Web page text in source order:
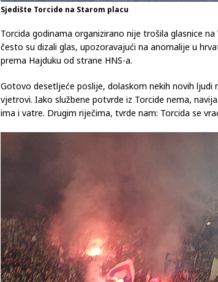
Sjedište Torcide na Starom placu
Torcida godinama organizirano nije trošila glasnice
često su dizali glas, upozoravajući na anomalije u
prema Hajduku od strane HNS-a.
Gotovo desetljeće poslije, dolaskom nekih novih ljudi
vjetrovi. Iako službene potvrde iz Torcide nema,
ima i vatre. Drugim riječima, tvrde nam: Torcida se